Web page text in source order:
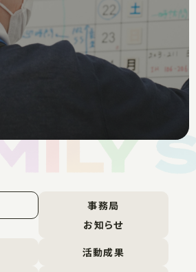
事務局
お知らせ
活動成果